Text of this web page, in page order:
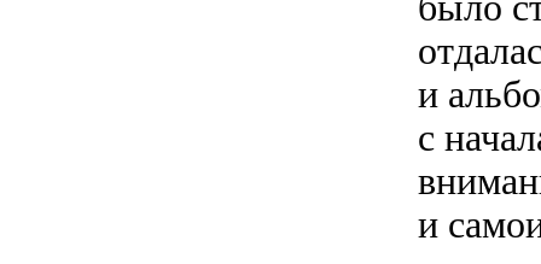
и
с
и